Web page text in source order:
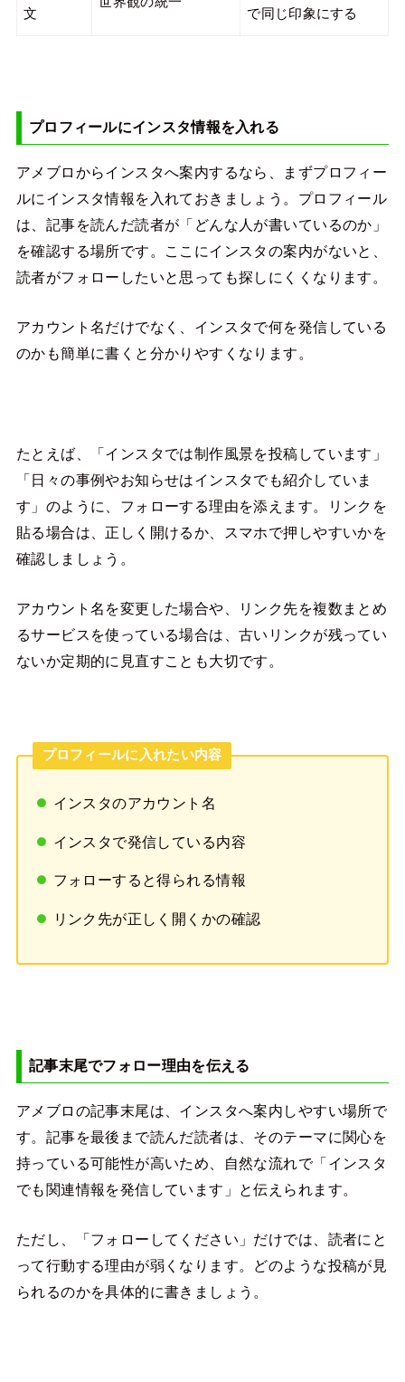
文
で同じ印象にする
プロフィールにインスタ情報を入れる
アメブロからインスタへ案内するなら、まずプロフィー
ルにインスタ情報を入れておきましょう。プロフィール
は、記事を読んだ読者が「どんな人が書いているのか」
を確認する場所です。ここにインスタの案内がないと、
読者がフォローしたいと思っても探しにくくなります。
アカウント名だけでなく、インスタで何を発信している
のかも簡単に書くと分かりやすくなります。
たとえば、「インスタでは制作風景を投稿しています」
「日々の事例やお知らせはインスタでも紹介していま
す」のように、フォローする理由を添えます。リンクを
貼る場合は、正しく開けるか、スマホで押しやすいかを
確認しましょう。
アカウント名を変更した場合や、リンク先を複数まとめ
るサービスを使っている場合は、古いリンクが残ってい
ないか定期的に見直すことも大切です。
プロフィールに入れたい内容
インスタのアカウント名
インスタで発信している内容
フォローすると得られる情報
リンク先が正しく開くかの確認
記事末尾でフォロー理由を伝える
アメブロの記事末尾は、インスタへ案内しやすい場所で
す。記事を最後まで読んだ読者は、そのテーマに関心を
持っている可能性が高いため、自然な流れで「インスタ
でも関連情報を発信しています」と伝えられます。
ただし、「フォローしてください」だけでは、読者にと
って行動する理由が弱くなります。どのような投稿が見
られるのかを具体的に書きましょう。